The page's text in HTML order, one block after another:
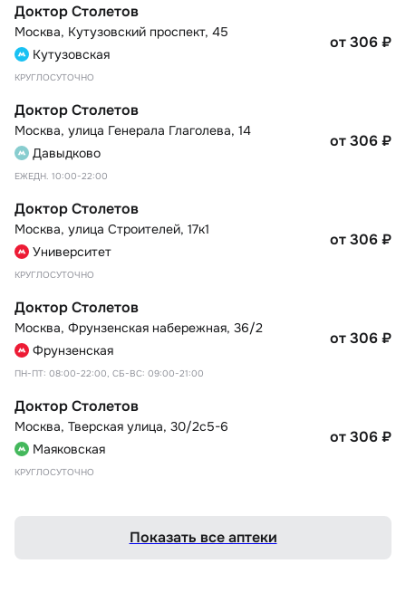
Доктор Столетов
Москва, Кутузовский проспект, 45
Кутузовская
КРУГЛОСУТОЧНО
от 306₽
Доктор Столетов
Москва, улица Генерала Глаголева, 14
Давыдково
ЕЖЕДН. 10:00-22:00
от 306₽
Доктор Столетов
Москва, улица Строителей, 17к1
Университет
КРУГЛОСУТОЧНО
от 306₽
Доктор Столетов
Москва, Фрунзенская набережная, 36/2
Фрунзенская
ПН-ПТ: 08:00-22:00, СБ-ВС: 09:00-21:00
от 306₽
Доктор Столетов
Москва, Тверская улица, 30/2с5-6
Маяковская
КРУГЛОСУТОЧНО
от 306₽
Показать все аптеки